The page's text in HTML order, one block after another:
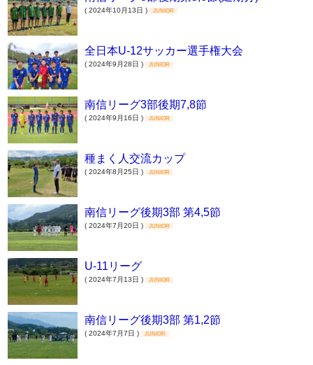
( 2024年10月13日 ) JUNIOR
全日本U-12サッカー選手権大会
( 2024年9月28日 ) JUNIOR
南信リーグ3部後期7,8節
( 2024年9月16日 ) JUNIOR
種まく人交流カップ
( 2024年8月25日 ) JUNIOR
南信リーグ後期3部 第4,5節
( 2024年7月20日 ) JUNIOR
U-11リーグ
( 2024年7月13日 ) JUNIOR
南信リーグ後期3部 第1,2節
( 2024年7月7日 ) JUNIOR